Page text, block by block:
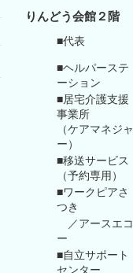
りんどう会館 ２階
■代表
■ヘルパーステ
ーション
■居宅介護支援
事業所
（ケアマネジャ
ー）
■移送サービス
（予約専用）
■ワークピアさ
つき
／アースエコ
ー
■自立サポート
センター